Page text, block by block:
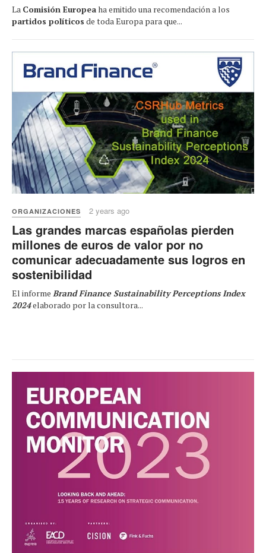
La Comisión Europeaha emitido una recomendación a los
partidos políticos de toda Europa para que...
ORGANIZACIONES 2 years ago
Las grandes marcas españolas pierden
millones de euros de valor por no
comunicar adecuadamente sus logros en
sostenibilidad
El informe Brand Finance Sustainability Perceptions Index
2024elaborado por la consultora...